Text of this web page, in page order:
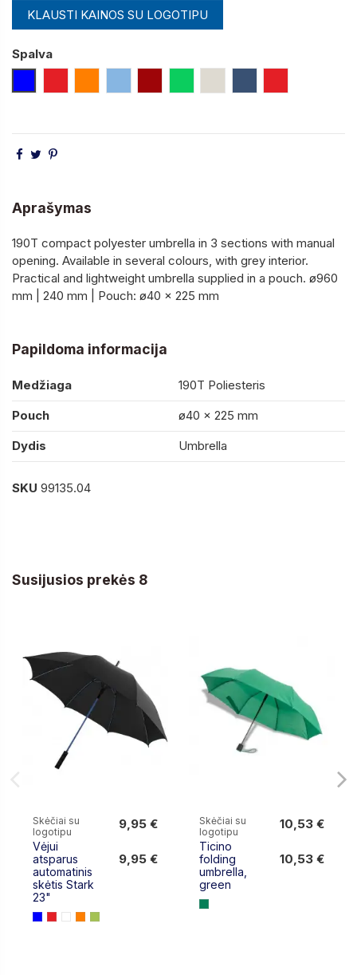
KLAUSTI KAINOS SU LOGOTIPU
Spalva
Aprašymas
190T compact polyester umbrella in 3 sections with manual
opening. Available in several colours, with grey interior.
Practical and lightweight umbrella supplied in a pouch. ø960
mm | 240 mm | Pouch: ø40 x 225 mm
Papildoma informacija
Medžiaga
190T Poliesteris
Pouch
ø40 x 225 mm
Dydis
Umbrella
SKU 99135.04
Susijusios prekės 8
Skėčiai su
logotipu
Vėjui
atsparus
automatinis
skėtis Stark
23"
9,95 €
9,95 €
Skėčiai su
logotipu
Ticino
folding
umbrella,
green
10,53 €
10,53 €